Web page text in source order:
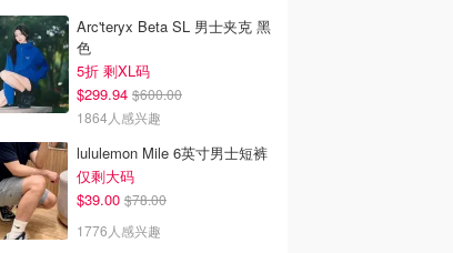
Arc'teryx Beta SL 男士夹克 黑
色
5折 剩XL码
$299.94 $600.00
1864人感兴趣
lululemon Mile 6英寸男士短裤
仅剩大码
$39.00 $78.00
1776人感兴趣